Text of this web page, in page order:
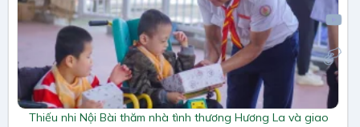
Thiếu nhi Nội Bài thăm nhà tình thương Hương La và giao